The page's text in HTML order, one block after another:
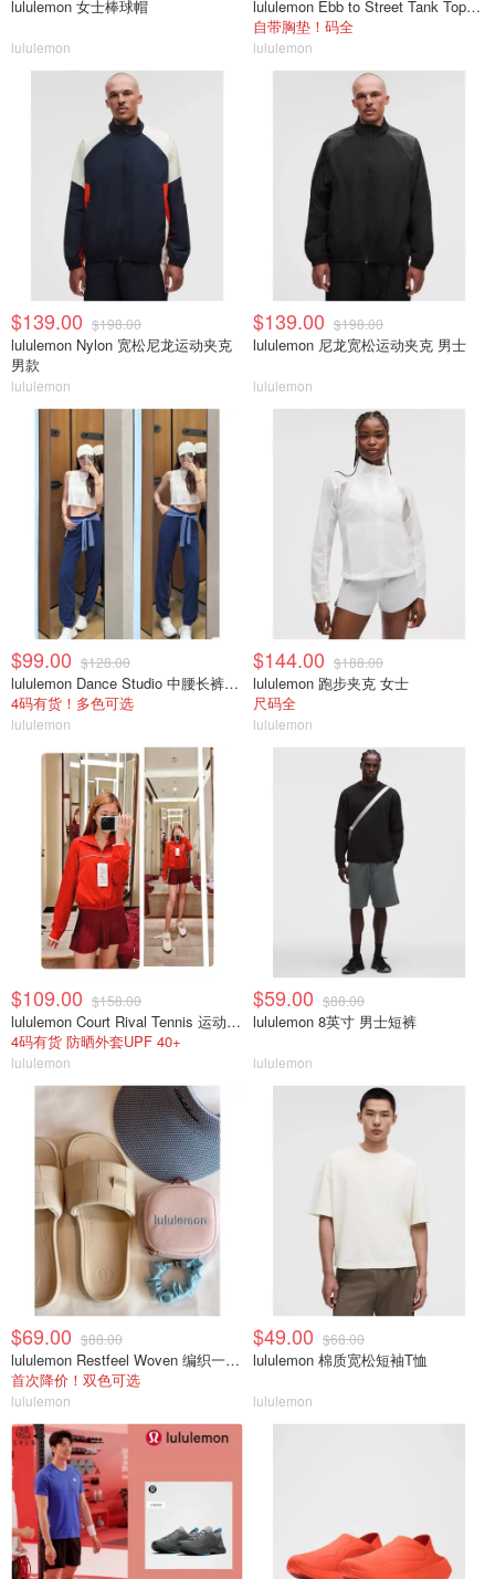
lululemon 女士棒球帽
lululemon
lululemon Ebb to Street Tank Top 女士轻支撑背心
自带胸垫！码全
lululemon
$139.00 $198.00
lululemon Nylon 宽松尼龙运动夹克
男款
lululemon
$139.00 $198.00
lululemon 尼龙宽松运动夹克 男士
lululemon
$99.00 $128.00
lululemon Dance Studio 中腰长裤 女装常规款
4码有货！多色可选
lululemon
$144.00 $188.00
lululemon 跑步夹克 女士
尺码全
lululemon
$109.00 $158.00
lululemon Court Rival Tennis 运动夹克 女士
4码有货 防晒外套UPF 40+
lululemon
$59.00 $88.00
lululemon 8英寸 男士短裤
lululemon
$69.00 $88.00
lululemon Restfeel Woven 编织一字拖
首次降价！双色可选
lululemon
$49.00 $68.00
lululemon 棉质宽松短袖T恤
lululemon